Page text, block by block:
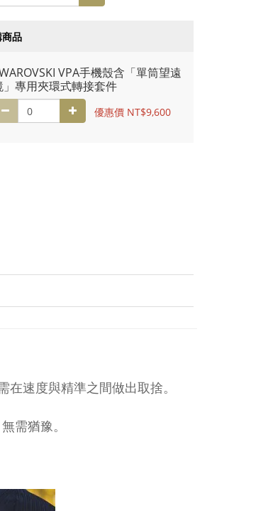
品
VPA手機殼含「單筒望遠
」專用夾環式轉接套件
優惠價 NT$9,600
在速度與精準之間做出取捨。
需猶豫。